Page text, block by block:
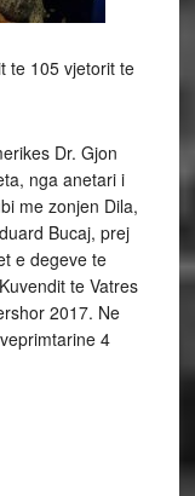
te 105 vjetorit te
Dr. Gjon
nga anetari i
me zonjen Dila,
Bucaj, prej
e degeve te
te Vatres
2017. Ne
4